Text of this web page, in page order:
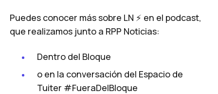
Puedes conocer más sobre LN ⚡️ en el podcast,
que realizamos junto a RPP Noticias:
Dentro del Bloque
o en la conversación del Espacio de
Tuiter #FueraDelBloque